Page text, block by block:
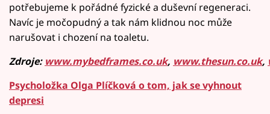
potřebujeme k pořádné fyzické a duševní regeneraci.
Navíc je močopudný a tak nám klidnou noc může
narušovat i chození na toaletu.
Zdroje: www.mybedframes.co.uk, www.thesun.co.uk,
Psycholožka Olga Plíčková o tom, jak se vyhnout
depresi